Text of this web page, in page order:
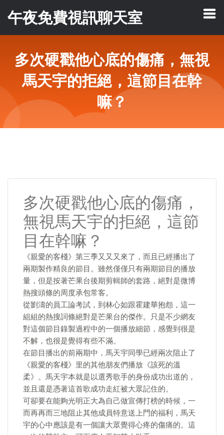
午夜免費視訊聊天室
多次硬戳他心底的傷痛，無視
馬天宇的拒絕，這節目在幹
嘛？
多次硬戳他心底的傷痛，
無視馬天宇的拒絕，這節
目在幹嘛？
《親愛的客棧》第三季又又又來了，而且已經播出了
兩期製作精良的節目。雖然僅僅只有兩期節目的播放
量，但是按著芒果台後期剪輯師的套路，絕對是微博
熱搜頭條的周度承包常客。
從劉濤的員工論考試，到林心如跟霍建華抱怨，這一
組組的熱搜詞條絕對是芒果台的傑作。只是不少網友
對這個節目錄製過程中的一個播放細節，感覺到很是
不解，也很是覺得有些不滿。
在節目播出的前兩期中，馬天宇同學已經兩次阻止了
《親愛的客棧》里的其他朋友們播放《該死的溫
柔》。馬天宇本就是以選秀歌手的身份成功出道的，
並且還是憑著這首歌成功走紅被大眾記住的。
可卻要在能夠光明正大為自己做宣傳打榜的時候，一
而再再而三地阻止其他成員特意送上門的福利，馬天
宇的心中應該是有一個讓大眾覺得心疼的傷痛的。這